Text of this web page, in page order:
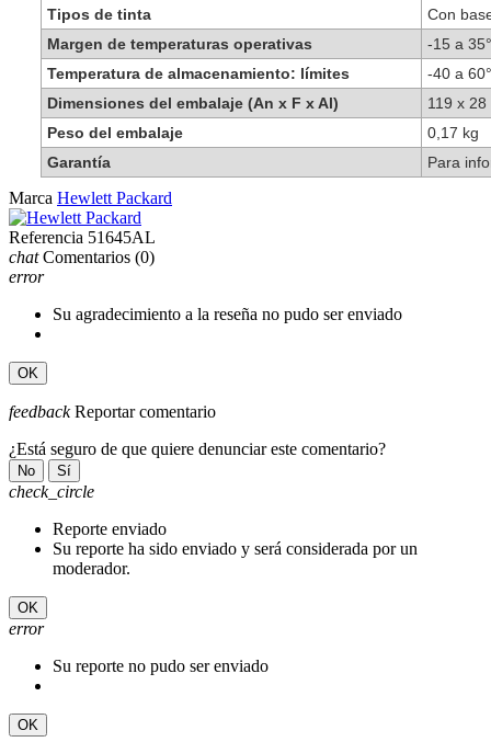
Tipos de tinta
Con
Margen de temperaturas operativas
-15 a
Temperatura de almacenamiento: límites
-40 a
Dimensiones del embalaje (An x F x Al)
119 x
Peso del embalaje
0,17 kg
Garantía
Para
Marca Hewlett Packard
Referencia 51645AL
chat Comentarios (0)
error
Su agradecimiento a la reseña no pudo ser enviado
OK
feedback Reportar comentario
¿Está seguro de que quiere denunciar este comentario?
No Sí
check_circle
Reporte enviado
Su reporte ha sido enviado y será considerada por un
moderador.
OK
error
Su reporte no pudo ser enviado
OK